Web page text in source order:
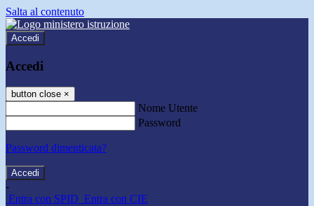
Salta al contenuto
Accedi
Accedi
button close ×
Nome Utente
Password
Password dimenticata?
-
Entra con SPID Entra con CIE